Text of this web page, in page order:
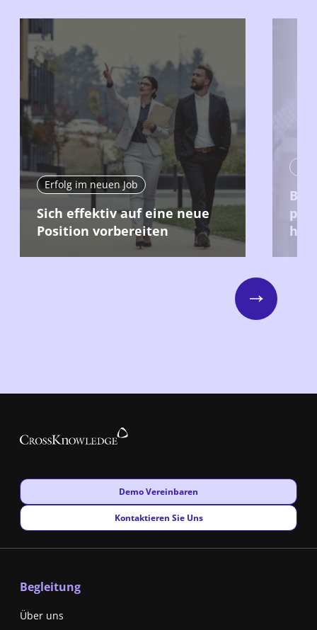
Erfolg im neuen Job
Sich effektiv auf eine neue
Position vorbereiten
Bei
Next
New window
Demo Vereinbaren
New window
Kontaktieren Sie Uns
Begleitung
Über uns